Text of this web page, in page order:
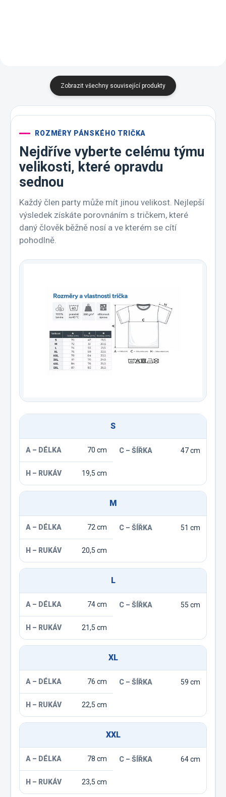
Zobrazit všechny související produkty
ROZMĚRY PÁNSKÉHO TRIČKA
Nejdříve vyberte celému týmu
velikosti, které opravdu
sednou
Každý člen party může mít jinou velikost. Nejlepší
výsledek získáte porovnáním s tričkem, které
daný člověk běžně nosí a ve kterém se cítí
pohodlně.
S
70 cm 47 cm
19,5 cm
M
72 cm 51 cm
20,5 cm
L
74 cm 55 cm
21,5 cm
XL
76 cm 59 cm
22,5 cm
XXL
78 cm 64 cm
23,5 cm